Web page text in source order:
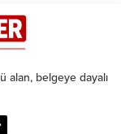
alan, belgeye dayalı